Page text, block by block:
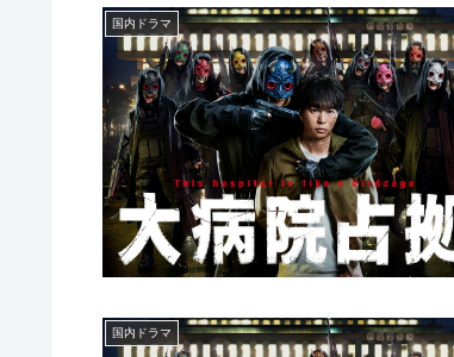
国内ドラマ
国内ドラマ